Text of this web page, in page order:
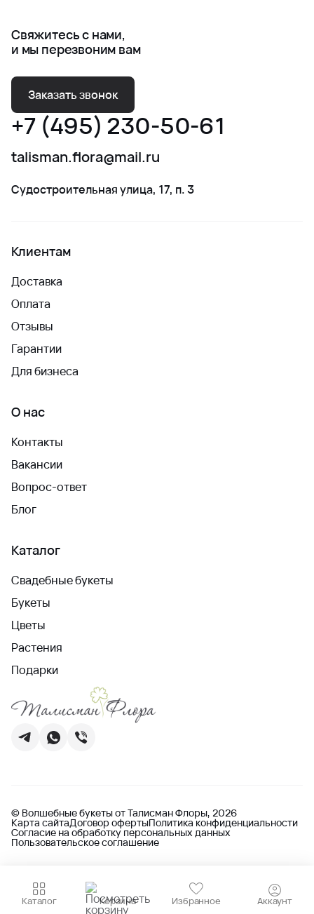
Каталог Корзина Избранное Аккаунт
Свяжитесь с нами,
и мы перезвоним вам
Заказать звонок
+7 (495) 230-50-61
talisman.flora@mail.ru
Судостроительная улица, 17, п. 3
Клиентам
Доставка
Оплата
Отзывы
Гарантии
Для бизнеса
О нас
Контакты
Вакансии
Вопрос-ответ
Блог
Каталог
Свадебные букеты
Букеты
Цветы
Растения
Подарки
© Волшебные букеты от Талисман Флоры, 2026
Карта сайтаДоговор офертыПолитика конфиденциальности
Согласие на обработку персональных данных
Пользовательское соглашение